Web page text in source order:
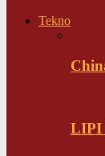
Tekno
LIPI